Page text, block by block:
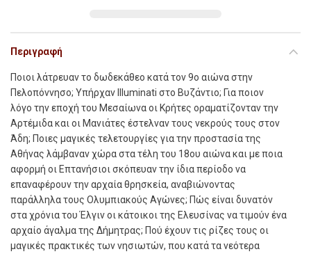
Περιγραφή
Ποιοι λάτρευαν το δωδεκάθεο κατά τον 9ο αιώνα στην
Πελοπόννησο; Υπήρχαν Illuminati στο Βυζάντιο; Για ποιον
λόγο την εποχή του Μεσαίωνα οι Κρήτες οραµατίζονταν την
Αρτέµιδα και οι Μανιάτες έστελναν τους νεκρούς τους στον
Άδη; Ποιες µαγικές τελετουργίες για την προστασία της
Αθήνας λάµβαναν χώρα στα τέλη του 18ου αιώνα και µε ποια
αφορµή οι Επτανήσιοι σκόπευαν την ίδια περίοδο να
επαναφέρουν την αρχαία θρησκεία, αναβιώνοντας
παράλληλα τους Ολυµπιακούς Αγώνες; Πώς είναι δυνατόν
στα χρόνια του Έλγιν οι κάτοικοι της Ελευσίνας να τιµούν ένα
αρχαίο άγαλµα της Δήµητρας; Πού έχουν τις ρίζες τους οι
µαγικές πρακτικές των νησιωτών, που κατά τα νεότερα